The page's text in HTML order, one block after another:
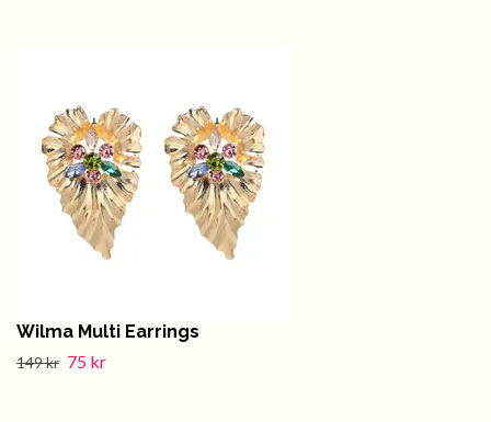
Wilma Multi Earrings
149 kr 75 kr